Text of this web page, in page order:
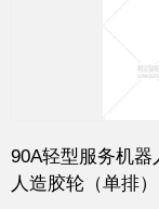
90A轻型服务机
人造胶轮（单排）